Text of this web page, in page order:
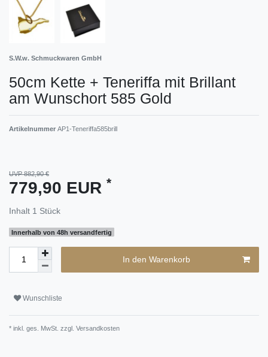
S.W.w. Schmuckwaren GmbH
50cm Kette + Teneriffa mit Brillant
am Wunschort 585 Gold
Artikelnummer AP1-Teneriffa585brill
UVP 882,90 €
779,90 EUR *
Inhalt 1 Stück
Innerhalb von 48h versandfertig
In den Warenkorb
Wunschliste
* inkl. ges. MwSt. zzgl. Versandkosten